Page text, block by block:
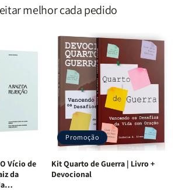
melhor cada pedido
Vício de
da
Promoção
Kit Quarto de Guerra | Livro +
Devocional